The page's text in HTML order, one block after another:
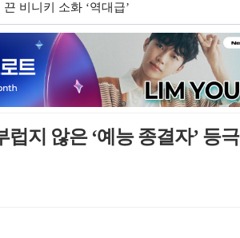
비니키 소화 ‘역대급’
지 않은 ‘예능 종결자’ 등극